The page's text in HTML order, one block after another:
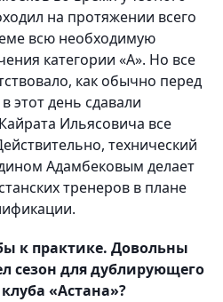
на протяжении всего
всю необходимую
категории «А». Но все
как обычно перед
этот день сдавали
Ильясовича все
технический
Адамбековым делает
тренеров в плане
к практике. Довольны
сезон для дублирующего
«Астана»?